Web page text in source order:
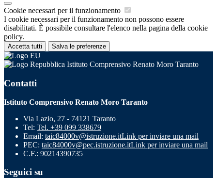
Cookie necessari per il funzionamento
I cookie necessari per il funzionamento non possono essere
disabilitati. È possibile consultare l'elenco nella pagina della cookie
policy.
Accetta tutti Salva le preferenze
Istituto Comprensivo Renato Moro Taranto
Contatti
Istituto Comprensivo Renato Moro Taranto
Via Lazio, 27 - 74121 Taranto
Tel: Tel. +39 099 338679
Email: taic84000v@istruzione.itLink per inviare una mail
PEC: taic84000v@pec.istruzione.itLink per inviare una mail
C.F.: 90214390735
Seguici su